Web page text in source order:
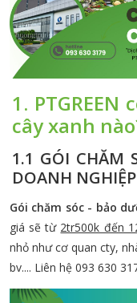
1.
cây xanh
1.1 GÓI CHĂM
DOANH NGHIỆP
Gói chăm sóc - bảo
giá sẽ từ 2tr500k đến
nhỏ như cơ quan cty,
bv.... Liên hệ 093 630